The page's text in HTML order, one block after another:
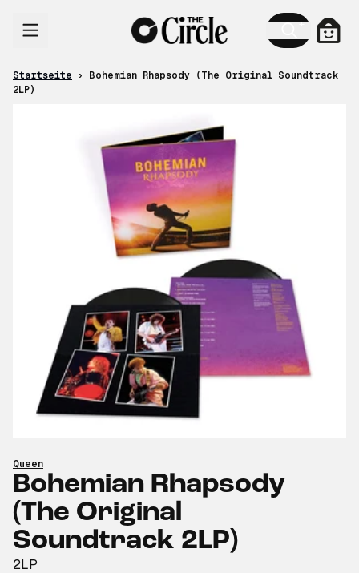
Startseite ›
Bohemian Rhapsody (The Original Soundtrack
2LP)
Queen
Bohemian Rhapsody
(The Original
Soundtrack 2LP)
2LP